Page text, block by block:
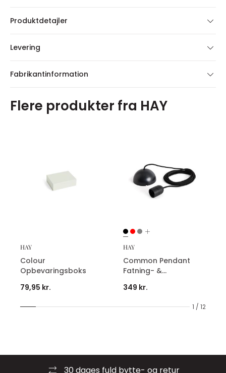
Produktdetajler
Levering
Fabrikantinformation
Flere produkter fra HAY
1 / 12
HAY
Colour
Opbevaringsboks
79,95 kr.
HAY
Common Pendant
Fatning- &
349 kr.
30 dages fuld bytte- og retur